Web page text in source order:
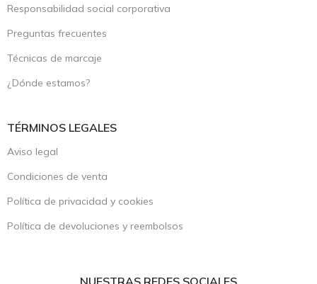
Responsabilidad social corporativa
Preguntas frecuentes
Técnicas de marcaje
¿Dónde estamos?
TÉRMINOS LEGALES
Aviso legal
Condiciones de venta
Política de privacidad y cookies
Política de devoluciones y reembolsos